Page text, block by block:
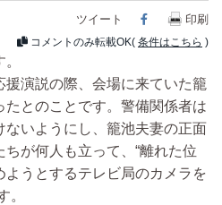
ツイート Facebook
印刷
コメントのみ転載OK( 条件はこちら )
演説の際、会場に来ていた籠
とのことです。警備関係者は
いようにし、籠池夫妻の正面
が何人も立って、“離れた位
うとするテレビ局のカメラを
。